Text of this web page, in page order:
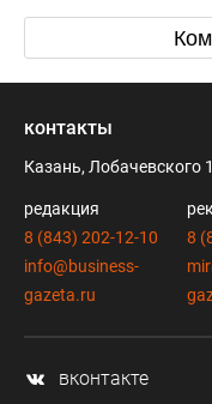
контакты
Казань, Лобачевского
редакция
8 (843) 202-12-10
info@business-
gazeta.ru
8
вконтакте